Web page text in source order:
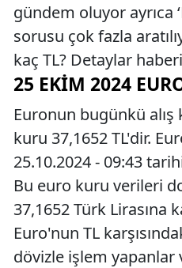
gündem oluyor ayrıca
sorusu çok fazla
kaç TL? Detaylar
25 EKIM 2024
Euronun bugünkü alış
kuru 37,1652 TL'dir.
25.10.2024 - 09:43
Bu euro kuru verileri
37,1652 Türk Lirasına
Euro'nun TL
dövizle işlem yapanlar